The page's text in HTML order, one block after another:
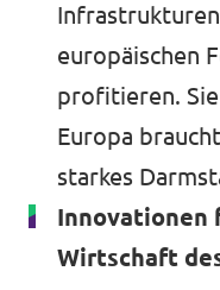
europäischen
profitieren.
Europa
starkes
Innovationen
Wirtschaft